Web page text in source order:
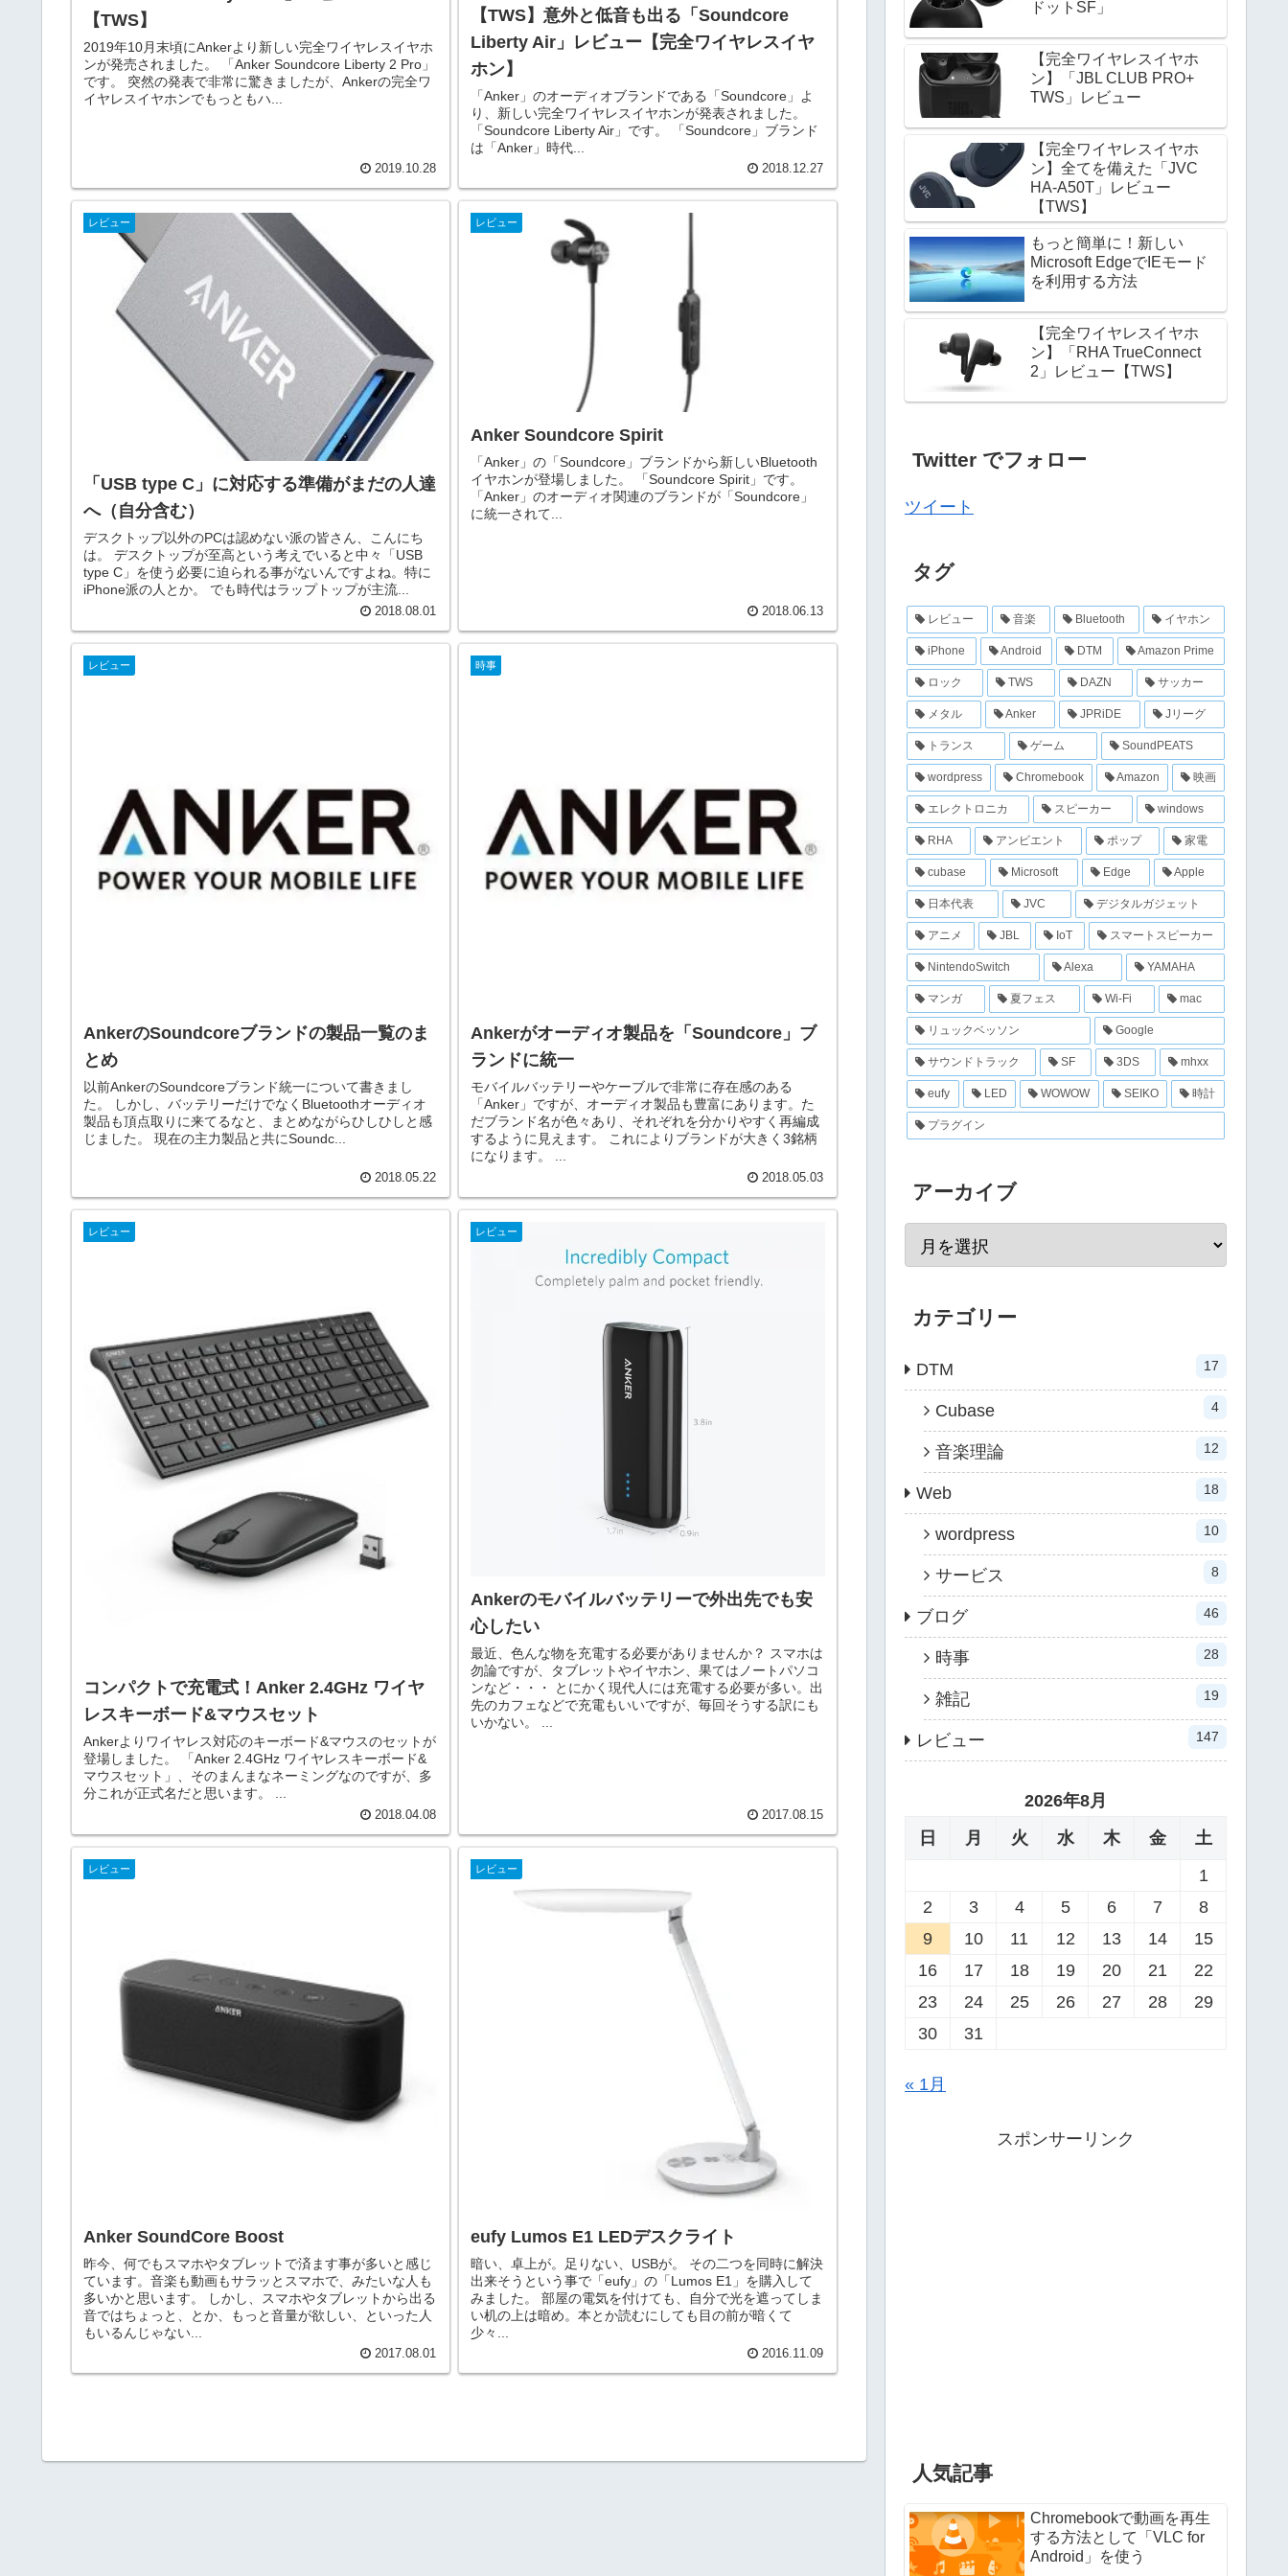
【TWS】
2019年10月末頃にAnkerより新しい完全ワイヤレスイヤホ
ンが発売されました。 「Anker Soundcore Liberty 2 Pro」
です。 突然の発表で非常に驚きましたが、Ankerの完全ワ
イヤレスイヤホンでもっともハ...
2019.10.28
【TWS】意外と低音も出る「Soundcore
Liberty Air」レビュー【完全ワイヤレスイヤ
ホン】
「Anker」のオーディオブランドである「Soundcore」よ
り、新しい完全ワイヤレスイヤホンが発表されました。
「Soundcore Liberty Air」です。 「Soundcore」ブランド
は「Anker」時代...
2018.12.27
レビュー
「USB type C」に対応する準備がまだの人達
へ（自分含む）
デスクトップ以外のPCは認めない派の皆さん、こんにち
は。 デスクトップが至高という考えでいると中々「USB
type C」を使う必要に迫られる事がないんですよね。特に
iPhone派の人とか。 でも時代はラップトップが主流...
2018.08.01
レビュー
Anker Soundcore Spirit
「Anker」の「Soundcore」ブランドから新しいBluetooth
イヤホンが登場しました。 「Soundcore Spirit」です。
「Anker」のオーディオ関連のブランドが「Soundcore」
に統一されて...
2018.06.13
レビュー
AnkerのSoundcoreブランドの製品一覧のま
とめ
以前AnkerのSoundcoreブランド統一について書きまし
た。 しかし、バッテリーだけでなくBluetoothオーディオ
製品も頂点取りに来てるなと、まとめながらひしひしと感
じました。 現在の主力製品と共にSoundc...
2018.05.22
時事
Ankerがオーディオ製品を「Soundcore」ブ
ランドに統一
モバイルバッテリーやケーブルで非常に存在感のある
「Anker」ですが、オーディオ製品も豊富にあります。た
だブランド名が色々あり、それぞれを分かりやすく再編成
するように見えます。 これによりブランドが大きく3銘柄
になります。 ...
2018.05.03
レビュー
コンパクトで充電式！Anker 2.4GHz ワイヤ
レスキーボード&マウスセット
Ankerよりワイヤレス対応のキーボード&マウスのセットが
登場しました。 「Anker 2.4GHz ワイヤレスキーボード&
マウスセット」、そのまんまなネーミングなのですが、多
分これが正式名だと思います。 ...
2018.04.08
レビュー
Ankerのモバイルバッテリーで外出先でも安
心したい
最近、色んな物を充電する必要がありませんか？ スマホは
勿論ですが、タブレットやイヤホン、果てはノートパソコ
ンなど・・・ とにかく現代人には充電する必要が多い。出
先のカフェなどで充電もいいですが、毎回そうする訳にも
いかない。 ...
2017.08.15
レビュー
Anker SoundCore Boost
昨今、何でもスマホやタブレットで済ます事が多いと感じ
ています。音楽も動画もサラッとスマホで、みたいな人も
多いかと思います。 しかし、スマホやタブレットから出る
音ではちょっと、とか、もっと音量が欲しい、といった人
もいるんじゃない...
2017.08.01
レビュー
eufy Lumos E1 LEDデスクライト
暗い、卓上が。足りない、USBが。 その二つを同時に解決
出来そうという事で「eufy」の「Lumos E1」を購入して
みました。 部屋の電気を付けても、自分で光を遮ってしま
い机の上は暗め。本とか読むにしても目の前が暗くて
少々...
2016.11.09
ドットSF」
【完全ワイヤレスイヤホ
ン】「JBL CLUB PRO+
TWS」レビュー
【完全ワイヤレスイヤホ
ン】全てを備えた「JVC
HA-A50T」レビュー
【TWS】
もっと簡単に！新しい
Microsoft EdgeでIEモード
を利用する方法
【完全ワイヤレスイヤホ
ン】「RHA TrueConnect
2」レビュー【TWS】
Twitter でフォロー
ツイート
タグ
レビュー 音楽 Bluetooth イヤホン
iPhone Android DTM Amazon Prime
ロック TWS DAZN サッカー
メタル Anker JPRiDE Jリーグ
トランス ゲーム SoundPEATS
wordpress Chromebook Amazon 映画
エレクトロニカ スピーカー windows
RHA アンビエント ポップ 家電
cubase Microsoft Edge Apple
日本代表 JVC デジタルガジェット
アニメ JBL IoT スマートスピーカー
NintendoSwitch Alexa YAMAHA
マンガ 夏フェス Wi-Fi mac
リュックベッソン Google
サウンドトラック SF 3DS mhxx
eufy LED WOWOW SEIKO 時計
プラグイン
アーカイブ
カテゴリー
DTM 17
Cubase 4
音楽理論 12
Web 18
wordpress 10
サービス 8
ブログ 46
時事 28
雑記 19
レビュー 147
2026年8月
日
月 火 水 木 金
土
1
2
3 4 5 6 7
8
9
10 11 12 13 14
15
16
17 18 19 20 21
22
23
24 25 26 27 28
29
30
31
« 1月
スポンサーリンク
人気記事
Chromebookで動画を再生
する方法として「VLC for
Android」を使う